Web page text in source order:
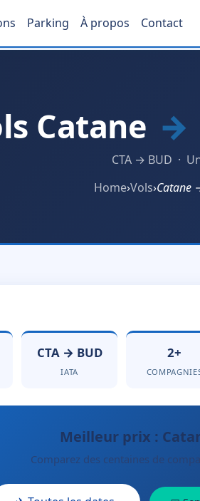
Parking À propos Contact
Catane →
CTA → BUD ·
Home›Vols›Catane
CTA → BUD
IATA
2+
Meilleur prix :
Comparez des centaines de